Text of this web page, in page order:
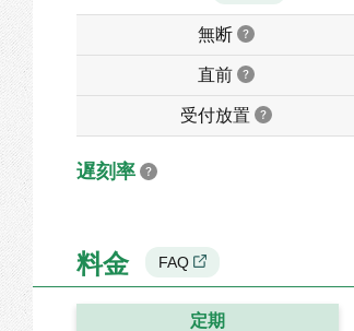
無断
直前
受付放置
遅刻率
料金 FAQ
定期